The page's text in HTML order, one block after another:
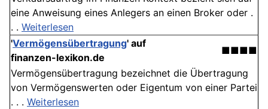
eine Anweisung eines Anlegers an einen Broker oder .
. . Weiterlesen
'Vermögensübertragung' auf
finanzen-lexikon.de
■■■■
Vermögensübertragung bezeichnet die Übertragung
von Vermögenswerten oder Eigentum von einer Partei
. . . Weiterlesen